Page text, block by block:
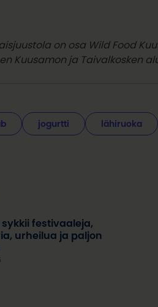
on osa Wild Food
Kuusamon ja Taivalkosken
jogurtti lähiruoka
sykkii festivaaleja,
urheilua ja paljon